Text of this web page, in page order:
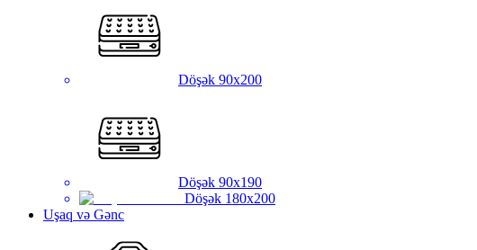
Döşək 90x200
Döşək 90x190
Döşək 180x200
Uşaq və Gənc